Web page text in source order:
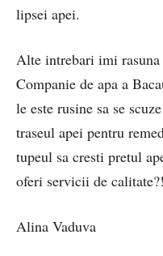
lipsei apei.
Alte intrebari imi
Companie de apa a
le este rusine sa se
traseul apei pentru
tupeul sa cresti pretul
oferi servicii de
Alina Vaduva